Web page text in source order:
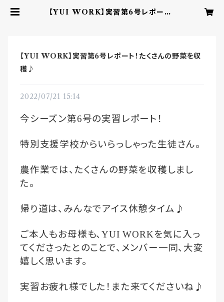
【YUI WORK】実習第6号レポート！
【YUI WORK】実習第6号レポート！たくさんの野菜を収
穫♪
2022/07/21 15:14
今シーズン第6号の実習レポート！
特別支援学校からいらっしゃった生徒さん。
農作業では、たくさんの野菜を収穫しまし
た。
帰り道は、みんなでアイス休憩タイム♪
ご本人もお母様も、YUI WORKを気に入っ
てくださったとのことで、メンバー一同、大変
嬉しく思います。
実習お疲れ様でした！また来てくださいね♪